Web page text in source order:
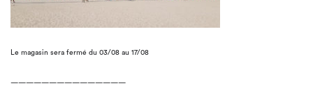
Le magasin sera fermé du 03/08 au 17/08
———————————————